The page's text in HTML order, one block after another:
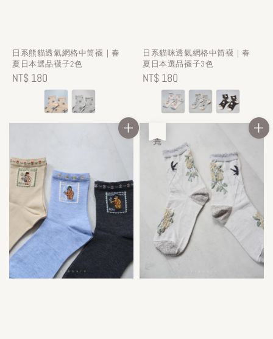
日系熊貓透氣網格中筒襪｜春
夏日本選品襪子2色
Regular
NT$ 180
日系貓咪透氣網格中筒襪｜春
夏日本選品襪子3色
Regular
price
NT$ 180